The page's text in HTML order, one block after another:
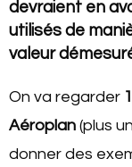
devraient en
utilisés de
valeur
On va regarder
Aéroplan (plus
donner des